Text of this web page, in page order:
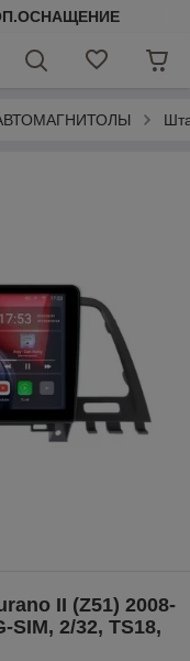
II (Z51) 2008-
SIM, 2/32, TS18,